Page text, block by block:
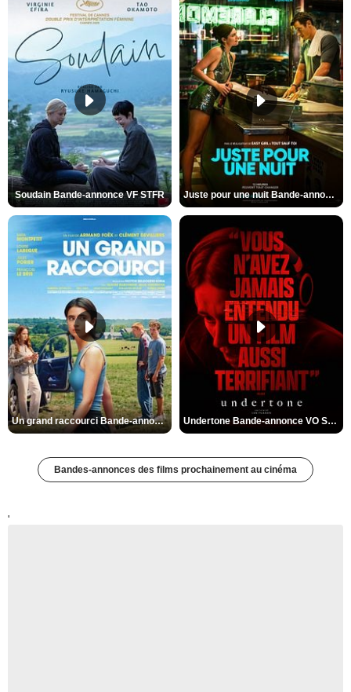
Soudain Bande-annonce VF STFR Juste pour une nuit Bande-annonce VO STFR
Un grand raccourci Bande-annonce VF Undertone Bande-annonce VO STFR
Bandes-annonces des films prochainement au cinéma
'